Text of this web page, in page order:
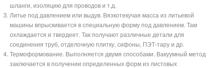
шланги, изоляцию для проводов и т.д.
Литье под давлением или выдув. Вязкотекучая масса из литьевой
машины впрыскивается в специальную форму под давлением. Там
охлаждается и твердеет. Так получают различные детали для
соединения труб, отделочную плитку, сифоны, ПЭТ-тару и др.
Термоформование. Выполняется двумя способами. Вакуумный метод
заключается в получении определенных форм из листовых